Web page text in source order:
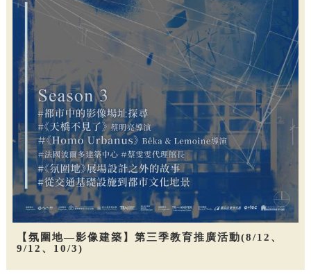
【氛圍地—影像建築】第三季教育推廣活動(8/12、
9/12、10/3)